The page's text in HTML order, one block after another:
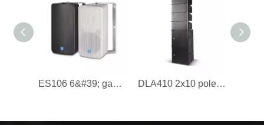
ES106 6&#39; gabinete de alto-falante à prova d&#39;água, gabinete de plástico, IP46 DLA410 2x10 polegadas alto-falante de matriz de linha de 500 W de gama completa